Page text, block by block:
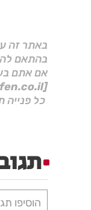
באתר זה
בהתאם להוראות סעיף 27א
אם אתם
[Manager@gal-gefen.co.il]
כל פנייה
הוסיפו